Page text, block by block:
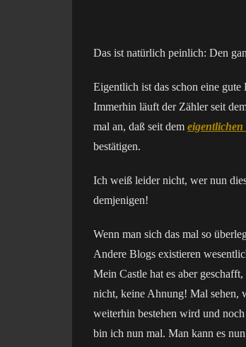
Das ist natürlich peinlich: Den
Eigentlich ist das schon eine
Immerhin läuft der Zähler seit
mal an, daß seit dem eigentlichen
bestätigen.
Ich weiß leider nicht, wer nun
demjenigen!
Wenn man sich das mal so
Andere Blogs existieren
Mein Castle hat es aber
nicht, keine Ahnung! Mal sehen,
weiterhin bestehen wird und
bin ich nun mal. Man kann es